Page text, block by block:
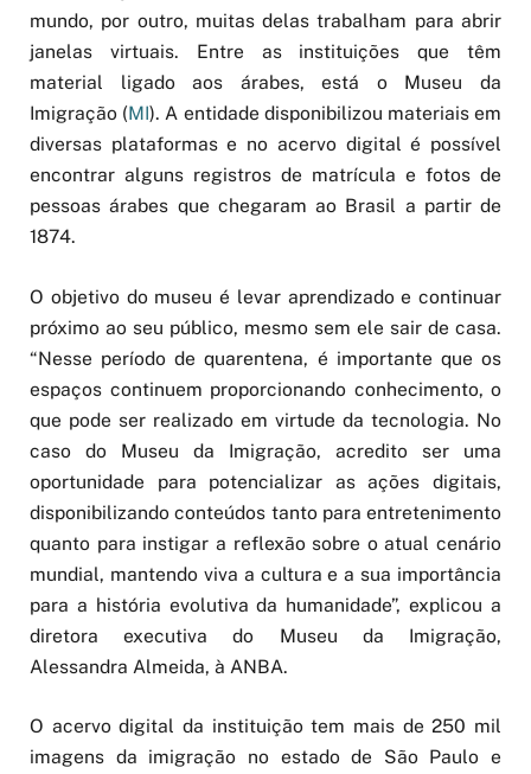
mundo, por outro, muitas delas trabalham para abrir
janelas virtuais. Entre as instituições que têm
material ligado aos árabes, está o Museu da
Imigração (MI). A entidade disponibilizou materiais em
diversas plataformas e no acervo digital é possível
encontrar alguns registros de matrícula e fotos de
pessoas árabes que chegaram ao Brasil a partir de
1874.
O objetivo do museu é levar aprendizado e continuar
próximo ao seu público, mesmo sem ele sair de casa.
“Nesse período de quarentena, é importante que os
espaços continuem proporcionando conhecimento, o
que pode ser realizado em virtude da tecnologia. No
caso do Museu da Imigração, acredito ser uma
oportunidade para potencializar as ações digitais,
disponibilizando conteúdos tanto para entretenimento
quanto para instigar a reflexão sobre o atual cenário
mundial, mantendo viva a cultura e a sua importância
para a história evolutiva da humanidade”, explicou a
diretora executiva do Museu da Imigração,
Alessandra Almeida, à ANBA.
O acervo digital da instituição tem mais de 250 mil
imagens da imigração no estado de São Paulo e